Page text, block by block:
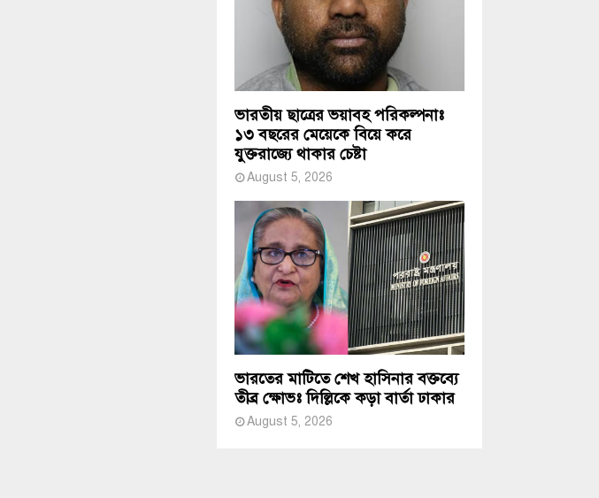
ভারতীয় ছাত্রের ভয়াবহ পরিকল্পনাঃ
১৩ বছরের মেয়েকে বিয়ে করে
যুক্তরাজ্যে থাকার চেষ্টা
August 5, 2026
ভারতের মাটিতে শেখ হাসিনার বক্তব্যে
তীব্র ক্ষোভঃ দিল্লিকে কড়া বার্তা ঢাকার
August 5, 2026